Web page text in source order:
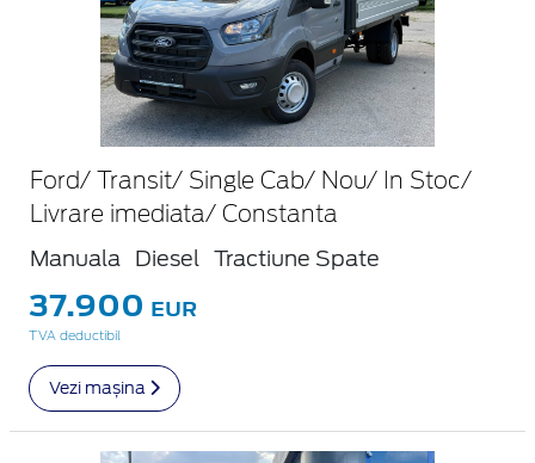
Ford/ Transit/ Single Cab/ Nou/ In Stoc/
Livrare imediata/ Constanta
Manuala Diesel Tractiune Spate
37.900 EUR
TVA deductibil
Vezi mașina